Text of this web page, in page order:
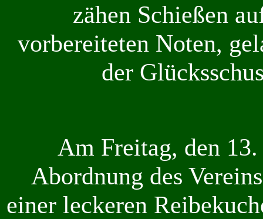
zähen Schießen
vorbereiteten Noten,
der
Am Freitag, den
Abordnung des
einer leckeren